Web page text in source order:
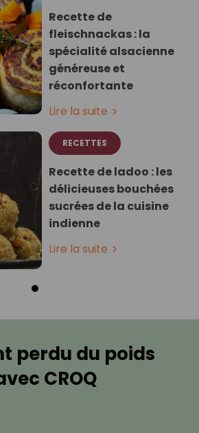
Recette de
fleischnackas : la
spécialité alsacienne
généreuse et
réconfortante
Lire la suite
RECETTES
Recette de ladoo : les
délicieuses bouchées
sucrées de la cuisine
indienne
Lire la suite
perdu du poids
CROQ